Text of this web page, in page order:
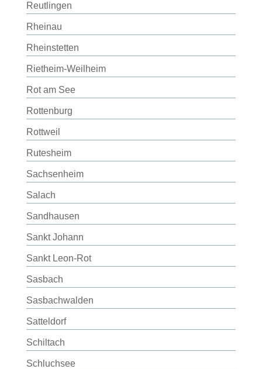
Reutlingen
Rheinau
Rheinstetten
Rietheim-Weilheim
Rot am See
Rottenburg
Rottweil
Rutesheim
Sachsenheim
Salach
Sandhausen
Sankt Johann
Sankt Leon-Rot
Sasbach
Sasbachwalden
Satteldorf
Schiltach
Schluchsee